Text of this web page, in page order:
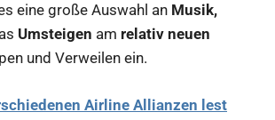
eine große Auswahl an Musik,
Umsteigen am relativ neuen
und Verweilen ein.
Airline Allianzen lest